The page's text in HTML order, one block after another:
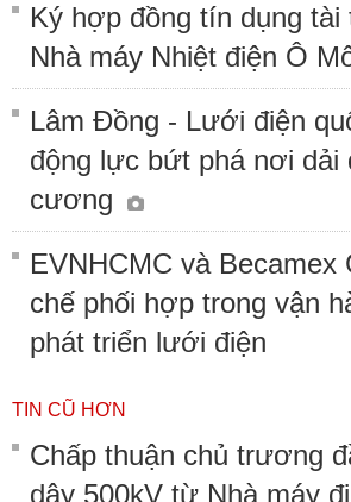
Ký hợp đồng tín dụng
Nhà máy Nhiệt điện Ô
Lâm Đồng - Lưới điện
động lực bứt phá nơi dải
cương
EVNHCMC và Becamex
chế phối hợp trong vận
phát triển lưới điện
TIN CŨ HƠN
Chấp thuận chủ trương
dây 500kV từ Nhà máy